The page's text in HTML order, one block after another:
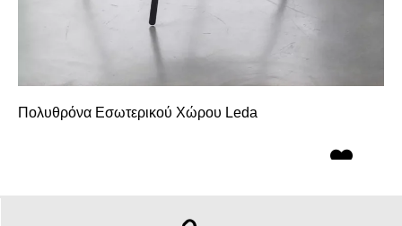
Πολυθρόνα Εσωτερικού Χώρου Leda